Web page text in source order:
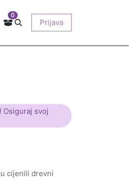
EU-projekti
0
Prijava
Osiguraj svoj
cijenili drevni